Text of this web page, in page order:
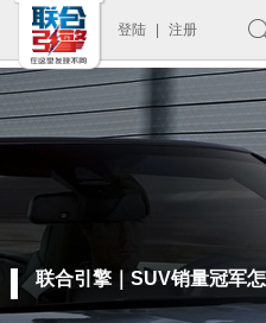
登陆 注册
联合引擎｜SUV销量冠军